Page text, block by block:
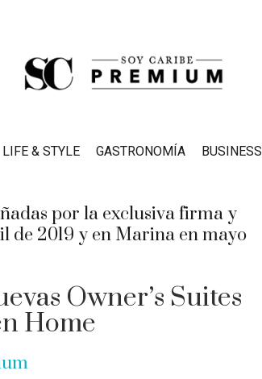
LIFE & STYLE GASTRONOMÍA BUSINESS
Owner’s Suites
Home